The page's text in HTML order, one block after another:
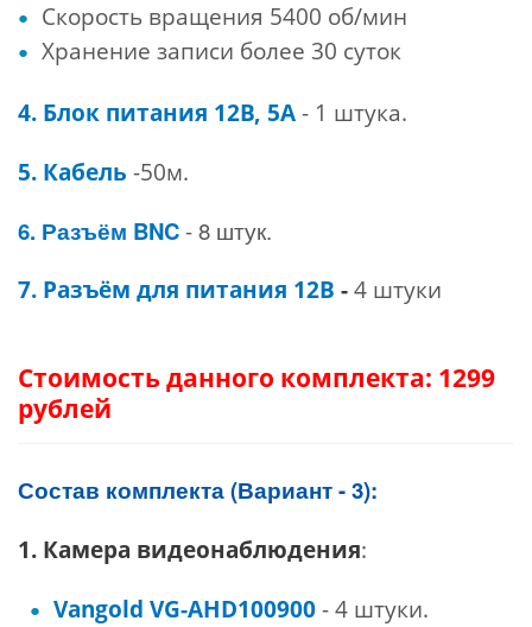
Скорость вращения 5400 об/мин
Хранение записи более 30 суток
4. Блок питания 12В, 5А - 1 штука.
5. Кабель -50м.
6. Разъём BNC- 8 штук.
7. Разъём для питания 12В - 4 штуки
Стоимостьданного комплекта: 1299
рублей
Состав комплекта (Вариант - 3):
1. Камера видеонаблюдения:
Vangold VG-AHD100900 - 4 штуки.